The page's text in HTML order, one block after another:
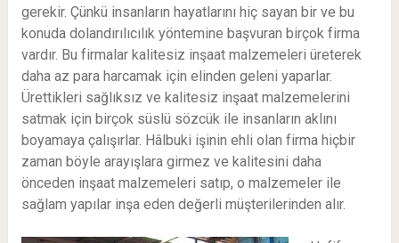
gerekir. Çünkü insanların hayatlarını hiç sayan bir ve bu
konuda dolandırılıcılık yöntemine başvuran birçok firma
vardır. Bu firmalar kalitesiz inşaat malzemeleri üreterek
daha az para harcamak için elinden geleni yaparlar.
Ürettikleri sağlıksız ve kalitesiz inşaat malzemelerini
satmak için birçok süslü sözcük ile insanların aklını
boyamaya çalışırlar. Hâlbuki işinin ehli olan firma hiçbir
zaman böyle arayışlara girmez ve kalitesini daha
önceden inşaat malzemeleri satıp, o malzemeler ile
sağlam yapılar inşa eden değerli müşterilerinden alır.